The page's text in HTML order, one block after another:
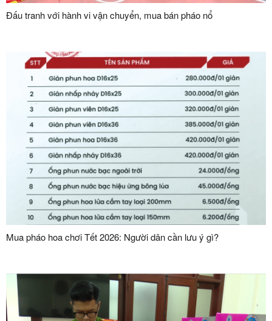
Đấu tranh với hành vi vận chuyển, mua bán pháo nổ
Mua pháo hoa chơi Tết 2026: Người dân cần lưu ý gì?